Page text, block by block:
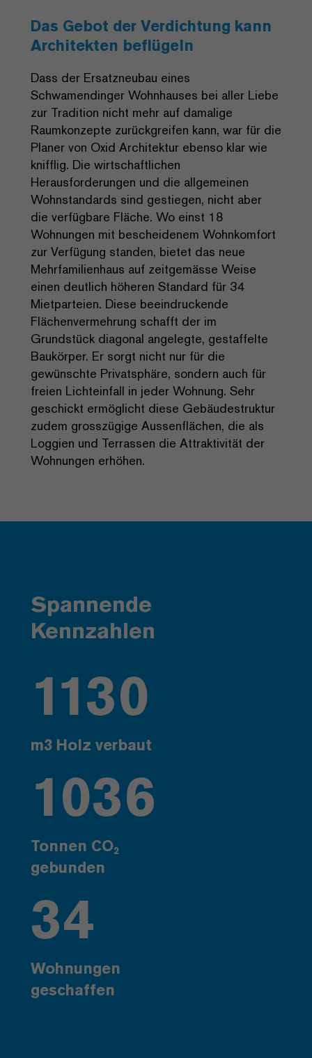
Das Gebot der Verdichtung kann
Architekten beflügeln
Dass der Ersatzneubau eines
Schwamendinger Wohnhauses bei aller Liebe
zur Tradition nicht mehr auf damalige
Raumkonzepte zurückgreifen kann, war für die
Planer von Oxid Architektur ebenso klar wie
knifflig. Die wirtschaftlichen
Herausforderungen und die allgemeinen
Wohnstandards sind gestiegen, nicht aber
die verfügbare Fläche. Wo einst 18
Wohnungen mit bescheidenem Wohnkomfort
zur Verfügung standen, bietet das neue
Mehrfamilienhaus auf zeitgemässe Weise
einen deutlich höheren Standard für 34
Mietparteien. Diese beeindruckende
Flächenvermehrung schafft der im
Grundstück diagonal angelegte, gestaffelte
Baukörper. Er sorgt nicht nur für die
gewünschte Privatsphäre, sondern auch für
freien Lichteinfall in jeder Wohnung. Sehr
geschickt ermöglicht diese Gebäudestruktur
zudem grosszügige Aussenflächen, die als
Loggien und Terrassen die Attraktivität der
Wohnungen erhöhen.
Spannende
Kennzahlen
1130
m3 Holz verbaut
1036
Tonnen CO₂
gebunden
34
Wohnungen
geschaffen